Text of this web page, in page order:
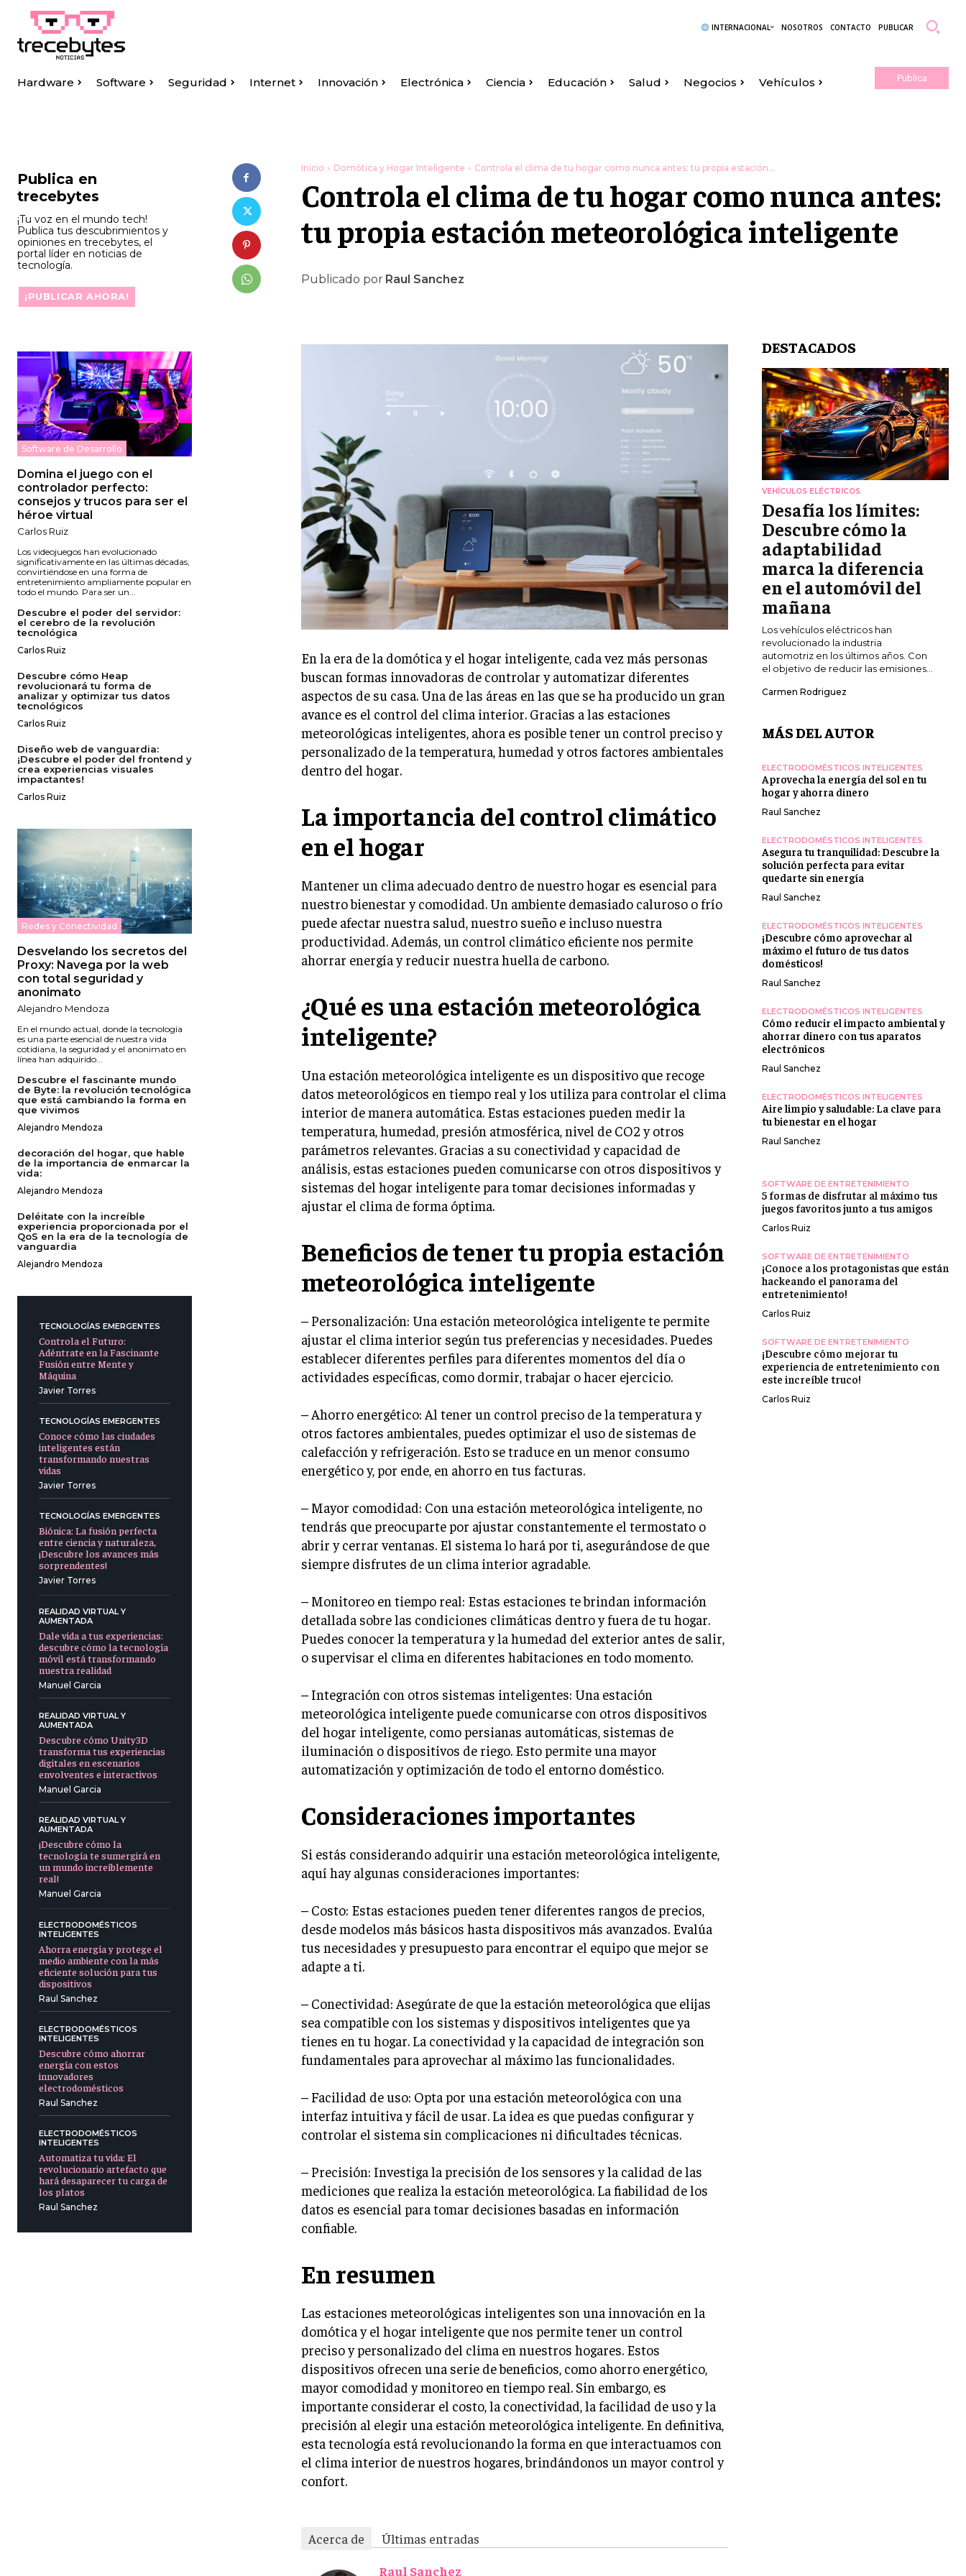
INTERNACIONAL NOSOTROS CONTACTO PUBLICAR
Hardware Software Seguridad Internet Innovación Electrónica Ciencia Educación Salud Negocios Vehículos Publica
Publica en
trecebytes
¡Tu voz en el mundo tech!
Publica tus descubrimientos y
opiniones en trecebytes, el
portal líder en noticias de
tecnología.
¡PUBLICAR AHORA!
Software de Desarrollo
Domina el juego con el
controlador perfecto:
consejos y trucos para ser el
héroe virtual
Carlos Ruiz
Los videojuegos han evolucionado
significativamente en las últimas décadas,
convirtiéndose en una forma de
entretenimiento ampliamente popular en
todo el mundo. Para ser un...
Descubre el poder del servidor:
el cerebro de la revolución
tecnológica
Carlos Ruiz
Descubre cómo Heap
revolucionará tu forma de
analizar y optimizar tus datos
tecnológicos
Carlos Ruiz
Diseño web de vanguardia:
¡Descubre el poder del frontend y
crea experiencias visuales
impactantes!
Carlos Ruiz
Redes y Conectividad
Desvelando los secretos del
Proxy: Navega por la web
con total seguridad y
anonimato
Alejandro Mendoza
En el mundo actual, donde la tecnología
es una parte esencial de nuestra vida
cotidiana, la seguridad y el anonimato en
línea han adquirido...
Descubre el fascinante mundo
de Byte: la revolución tecnológica
que está cambiando la forma en
que vivimos
Alejandro Mendoza
decoración del hogar, que hable
de la importancia de enmarcar la
vida:
Alejandro Mendoza
Deléitate con la increíble
experiencia proporcionada por el
QoS en la era de la tecnología de
vanguardia
Alejandro Mendoza
TECNOLOGÍAS EMERGENTES
Controla el Futuro:
Adéntrate en la Fascinante
Fusión entre Mente y
Máquina
Javier Torres
TECNOLOGÍAS EMERGENTES
Conoce cómo las ciudades
inteligentes están
transformando nuestras
vidas
Javier Torres
TECNOLOGÍAS EMERGENTES
Biónica: La fusión perfecta
entre ciencia y naturaleza,
¡Descubre los avances más
sorprendentes!
Javier Torres
REALIDAD VIRTUAL Y
AUMENTADA
Dale vida a tus experiencias:
descubre cómo la tecnología
móvil está transformando
nuestra realidad
Manuel Garcia
REALIDAD VIRTUAL Y
AUMENTADA
Descubre cómo Unity3D
transforma tus experiencias
digitales en escenarios
envolventes e interactivos
Manuel Garcia
REALIDAD VIRTUAL Y
AUMENTADA
¡Descubre cómo la
tecnología te sumergirá en
un mundo increíblemente
real!
Manuel Garcia
ELECTRODOMÉSTICOS
INTELIGENTES
Ahorra energía y protege el
medio ambiente con la más
eficiente solución para tus
dispositivos
Raul Sanchez
ELECTRODOMÉSTICOS
INTELIGENTES
Descubre cómo ahorrar
energía con estos
innovadores
electrodomésticos
Raul Sanchez
ELECTRODOMÉSTICOS
INTELIGENTES
Automatiza tu vida: El
revolucionario artefacto que
hará desaparecer tu carga de
los platos
Raul Sanchez
Inicio Domótica y Hogar Inteligente Controla el clima de tu hogar como nunca antes: tu propia estación...
Controla el clima de tu hogar como nunca antes:
tu propia estación meteorológica inteligente
Publicado por Raul Sanchez
En la era de la domótica y el hogar inteligente, cada vez más personas
buscan formas innovadoras de controlar y automatizar diferentes
aspectos de su casa. Una de las áreas en las que se ha producido un gran
avance es el control del clima interior. Gracias a las estaciones
meteorológicas inteligentes, ahora es posible tener un control preciso y
personalizado de la temperatura, humedad y otros factores ambientales
dentro del hogar.
La importancia del control climático
en el hogar
Mantener un clima adecuado dentro de nuestro hogar es esencial para
nuestro bienestar y comodidad. Un ambiente demasiado caluroso o frío
puede afectar nuestra salud, nuestro sueño e incluso nuestra
productividad. Además, un control climático eficiente nos permite
ahorrar energía y reducir nuestra huella de carbono.
¿Qué es una estación meteorológica
inteligente?
Una estación meteorológica inteligente es un dispositivo que recoge
datos meteorológicos en tiempo real y los utiliza para controlar el clima
interior de manera automática. Estas estaciones pueden medir la
temperatura, humedad, presión atmosférica, nivel de CO2 y otros
parámetros relevantes. Gracias a su conectividad y capacidad de
análisis, estas estaciones pueden comunicarse con otros dispositivos y
sistemas del hogar inteligente para tomar decisiones informadas y
ajustar el clima de forma óptima.
Beneficios de tener tu propia estación
meteorológica inteligente
– Personalización: Una estación meteorológica inteligente te permite
ajustar el clima interior según tus preferencias y necesidades. Puedes
establecer diferentes perfiles para diferentes momentos del día o
actividades específicas, como dormir, trabajar o hacer ejercicio.
– Ahorro energético: Al tener un control preciso de la temperatura y
otros factores ambientales, puedes optimizar el uso de sistemas de
calefacción y refrigeración. Esto se traduce en un menor consumo
energético y, por ende, en ahorro en tus facturas.
– Mayor comodidad: Con una estación meteorológica inteligente, no
tendrás que preocuparte por ajustar constantemente el termostato o
abrir y cerrar ventanas. El sistema lo hará por ti, asegurándose de que
siempre disfrutes de un clima interior agradable.
– Monitoreo en tiempo real: Estas estaciones te brindan información
detallada sobre las condiciones climáticas dentro y fuera de tu hogar.
Puedes conocer la temperatura y la humedad del exterior antes de salir,
o supervisar el clima en diferentes habitaciones en todo momento.
– Integración con otros sistemas inteligentes: Una estación
meteorológica inteligente puede comunicarse con otros dispositivos
del hogar inteligente, como persianas automáticas, sistemas de
iluminación o dispositivos de riego. Esto permite una mayor
automatización y optimización de todo el entorno doméstico.
Consideraciones importantes
Si estás considerando adquirir una estación meteorológica inteligente,
aquí hay algunas consideraciones importantes:
– Costo: Estas estaciones pueden tener diferentes rangos de precios,
desde modelos más básicos hasta dispositivos más avanzados. Evalúa
tus necesidades y presupuesto para encontrar el equipo que mejor se
adapte a ti.
– Conectividad: Asegúrate de que la estación meteorológica que elijas
sea compatible con los sistemas y dispositivos inteligentes que ya
tienes en tu hogar. La conectividad y la capacidad de integración son
fundamentales para aprovechar al máximo las funcionalidades.
– Facilidad de uso: Opta por una estación meteorológica con una
interfaz intuitiva y fácil de usar. La idea es que puedas configurar y
controlar el sistema sin complicaciones ni dificultades técnicas.
– Precisión: Investiga la precisión de los sensores y la calidad de las
mediciones que realiza la estación meteorológica. La fiabilidad de los
datos es esencial para tomar decisiones basadas en información
confiable.
En resumen
Las estaciones meteorológicas inteligentes son una innovación en la
domótica y el hogar inteligente que nos permite tener un control
preciso y personalizado del clima en nuestros hogares. Estos
dispositivos ofrecen una serie de beneficios, como ahorro energético,
mayor comodidad y monitoreo en tiempo real. Sin embargo, es
importante considerar el costo, la conectividad, la facilidad de uso y la
precisión al elegir una estación meteorológica inteligente. En definitiva,
esta tecnología está revolucionando la forma en que interactuamos con
el clima interior de nuestros hogares, brindándonos un mayor control y
confort.
Acerca de
Últimas entradas
Raul Sanchez
DESTACADOS
VEHÍCULOS ELÉCTRICOS
Desafía los límites:
Descubre cómo la
adaptabilidad
marca la diferencia
en el automóvil del
mañana
Los vehículos eléctricos han
revolucionado la industria
automotriz en los últimos años. Con
el objetivo de reducir las emisiones...
Carmen Rodriguez
MÁS DEL AUTOR
ELECTRODOMÉSTICOS INTELIGENTES
Aprovecha la energía del sol en tu
hogar y ahorra dinero
Raul Sanchez
ELECTRODOMÉSTICOS INTELIGENTES
Asegura tu tranquilidad: Descubre la
solución perfecta para evitar
quedarte sin energía
Raul Sanchez
ELECTRODOMÉSTICOS INTELIGENTES
¡Descubre cómo aprovechar al
máximo el futuro de tus datos
domésticos!
Raul Sanchez
ELECTRODOMÉSTICOS INTELIGENTES
Cómo reducir el impacto ambiental y
ahorrar dinero con tus aparatos
electrónicos
Raul Sanchez
ELECTRODOMÉSTICOS INTELIGENTES
Aire limpio y saludable: La clave para
tu bienestar en el hogar
Raul Sanchez
SOFTWARE DE ENTRETENIMIENTO
5 formas de disfrutar al máximo tus
juegos favoritos junto a tus amigos
Carlos Ruiz
SOFTWARE DE ENTRETENIMIENTO
¡Conoce a los protagonistas que están
hackeando el panorama del
entretenimiento!
Carlos Ruiz
SOFTWARE DE ENTRETENIMIENTO
¡Descubre cómo mejorar tu
experiencia de entretenimiento con
este increíble truco!
Carlos Ruiz